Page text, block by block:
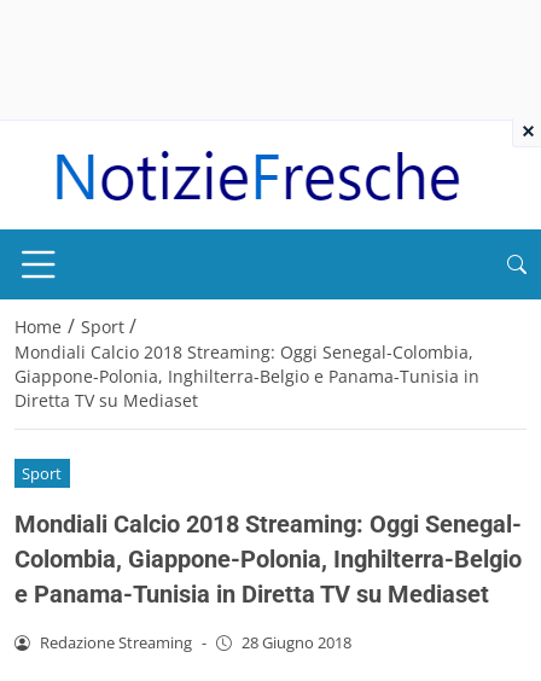
Home / Sport /
Mondiali Calcio 2018 Streaming: Oggi Senegal-Colombia,
Giappone-Polonia, Inghilterra-Belgio e Panama-Tunisia in
Diretta TV su Mediaset
Sport
Mondiali Calcio 2018 Streaming: Oggi Senegal-
Colombia, Giappone-Polonia, Inghilterra-Belgio
e Panama-Tunisia in Diretta TV su Mediaset
Redazione Streaming - 28 Giugno 2018
×